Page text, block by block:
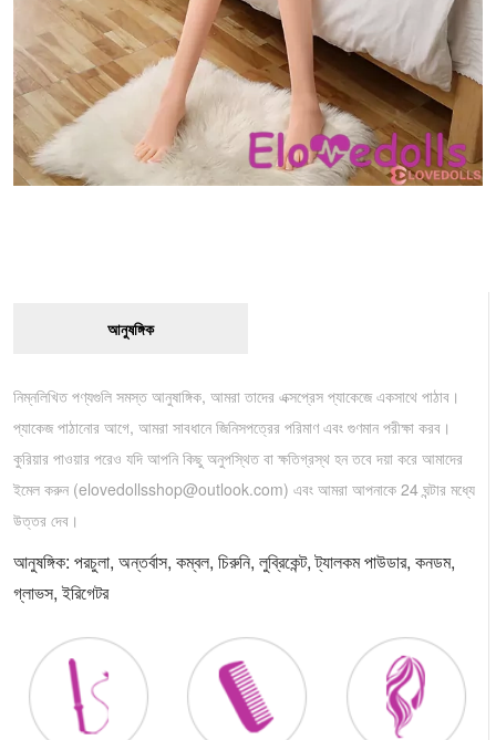
আনুষঙ্গিক
নিম্নলিখিত পণ্যগুলি সমস্ত আনুষাঙ্গিক, আমরা তাদের এক্সপ্রেস প্যাকেজে একসাথে পাঠাব।
প্যাকেজ পাঠানোর আগে, আমরা সাবধানে জিনিসপত্রের পরিমাণ এবং গুণমান পরীক্ষা করব।
কুরিয়ার পাওয়ার পরেও যদি আপনি কিছু অনুপস্থিত বা ক্ষতিগ্রস্থ হন তবে দয়া করে আমাদের
ইমেল করুন (elovedollsshop@outlook.com) এবং আমরা আপনাকে 24 ঘন্টার মধ্যে
উত্তর দেব।
আনুষঙ্গিক: পরচুলা, অন্তর্বাস, কম্বল, চিরুনি, লুব্রিকেন্ট, ট্যালকম পাউডার, কনডম,
গ্লাভস, ইরিগেটর